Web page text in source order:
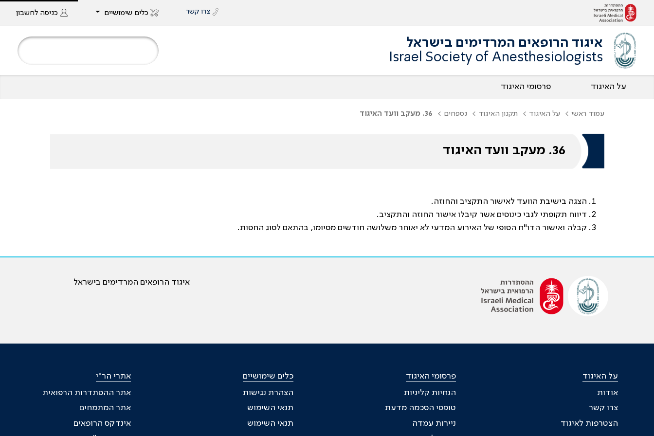
צרו קשר כלים שימושיים כניסה לחשבון
איגוד הרופאים המרדימים בישראל
Israel Society of Anesthesiologists
על האיגוד פרסומי האיגוד
עמוד ראשי על האיגוד תקנון האיגוד נספחים 36. מעקב וועד האיגוד
36. מעקב וועד האיגוד
הצגה בישיבת הוועד לאישור התקציב והחוזה.
דיווח תקופתי לגבי כינוסים אשר קיבלו אישור החוזה והתקציב.
קבלה ואישור הדו"ח הסופי של האירוע המדעי לא יאוחר משלושה חודשים מסיומו, בהתאם לסוג החסות.
איגוד הרופאים המרדימים בישראל
על האיגוד
אודות
צרו קשר
הצטרפות לאיגוד
פרסומי האיגוד
הנחיות קליניות
טופסי הסכמה מדעת
ניירות עמדה
כלים שימושיים
הצהרת נגישות
תנאי השימוש
תנאי השימוש
אתרי הר"י
אתר ההסתדרות הרפואית
אתר המתמחים
אינדקס הרופאים